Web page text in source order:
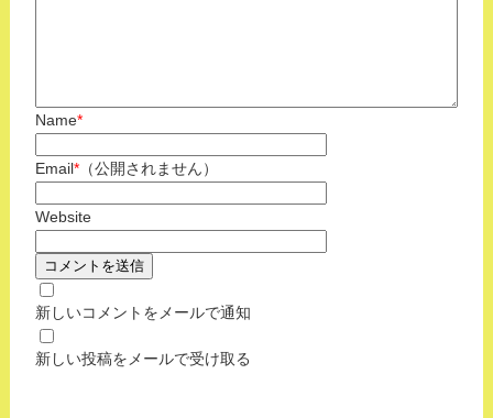
Name*
Email*（公開されません）
Website
新しいコメントをメールで通知
新しい投稿をメールで受け取る